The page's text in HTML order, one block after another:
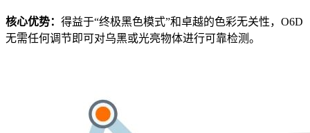
核心优势： 得益于“终极黑色模式”和卓越的色彩无关性，O6D
无需任何调节即可对乌黑或光亮物体进行可靠检测。